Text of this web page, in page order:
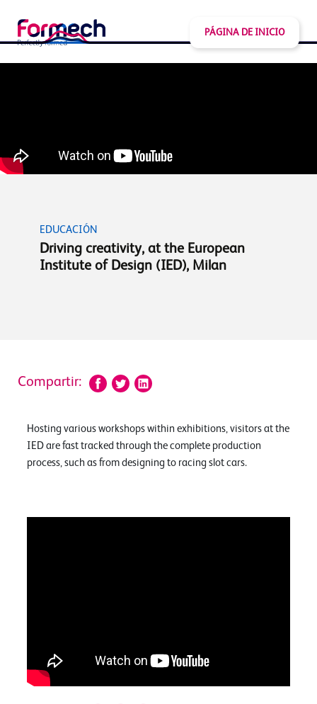
PÁGINA DE INICIO
EDUCACIÓN
Driving creativity, at the European
Institute of Design (IED), Milan
Compartir:
Hosting various workshops within exhibitions, visitors at the
IED are fast tracked through the complete production
process, such as from designing to racing slot cars.